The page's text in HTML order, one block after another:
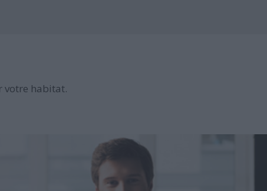
votre habitat.